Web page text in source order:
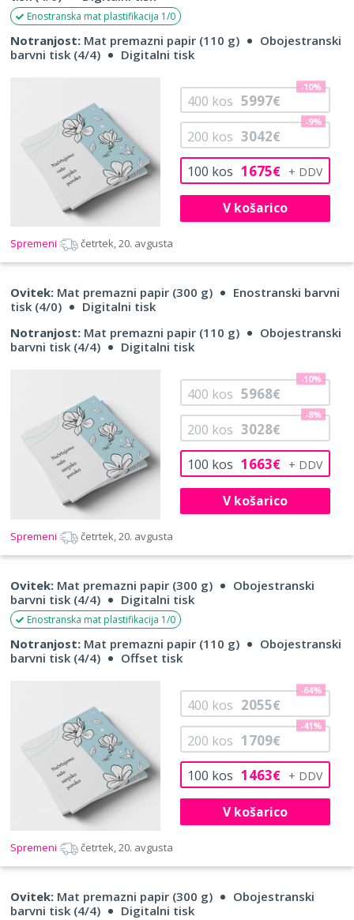
Enostranska mat plastifikacija 1/0
Notranjost: Mat premazni papir (110 g)
Obojestranski
barvni tisk (4/4)
Digitalni tisk
100 kos 1675€
200 kos 3042€
-9%
400 kos 5997€
-10%
V košarico
Spremeni četrtek, 20. avgusta
Ovitek: Mat premazni papir (300 g)
Enostranski barvni
tisk (4/0)
Digitalni tisk
Notranjost: Mat premazni papir (110 g)
Obojestranski
barvni tisk (4/4)
Digitalni tisk
100 kos 1663€
200 kos 3028€
-8%
400 kos 5968€
-10%
V košarico
Spremeni četrtek, 20. avgusta
Ovitek: Mat premazni papir (300 g)
Obojestranski
barvni tisk (4/4)
Digitalni tisk
Enostranska mat plastifikacija 1/0
Notranjost: Mat premazni papir (110 g)
Obojestranski
barvni tisk (4/4)
Offset tisk
100 kos 1463€
200 kos 1709€
-41%
400 kos 2055€
-64%
V košarico
Spremeni četrtek, 20. avgusta
Ovitek: Mat premazni papir (300 g)
Obojestranski
barvni tisk (4/4)
Digitalni tisk